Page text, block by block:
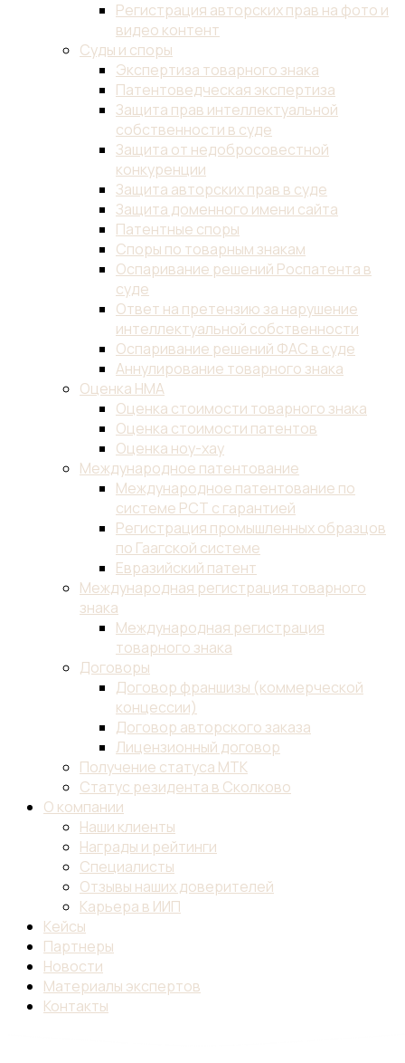
Регистрация авторских прав на фото и
видео контент
Суды и споры
Экспертиза товарного знака
Патентоведческая экспертиза
Защита прав интеллектуальной
собственности в суде
Защита от недобросовестной
конкуренции
Защита авторских прав в суде
Защита доменного имени сайта
Патентные споры
Споры по товарным знакам
Оспаривание решений Роспатента в
суде
Ответ на претензию за нарушение
интеллектуальной собственности
Оспаривание решений ФАС в суде
Аннулирование товарного знака
Оценка НМА
Оценка стоимости товарного знака
Оценка стоимости патентов
Оценка ноу-хау
Международное патентование
Международное патентование по
системе PCT с гарантией
Регистрация промышленных образцов
по Гаагской системе
Евразийский патент
Международная регистрация товарного
знака
Международная регистрация
товарного знака
Договоры
Договор франшизы (коммерческой
концессии)
Договор авторского заказа
Лицензионный договор
Получение статуса МТК
Статус резидента в Сколково
О компании
Наши клиенты
Награды и рейтинги
Специалисты
Отзывы наших доверителей
Карьера в ИИП
Кейсы
Партнеры
Новости
Материалы экспертов
Контакты